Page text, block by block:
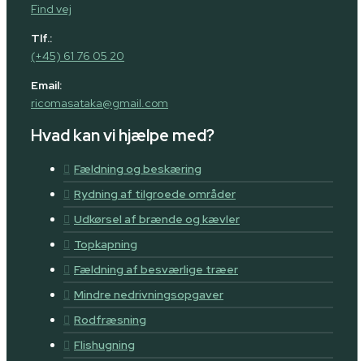
Find vej
Tlf.:
(+45) 61 76 05 20
Email:
ricomasataka@gmail.com
Hvad kan vi hjælpe med?
Fældning og beskæring
Rydning af tilgroede områder
Udkørsel af brænde og kævler
Topkapning
Fældning af besværlige træer
Mindre nedrivningsopgaver
Rodfræsning
Flishugning